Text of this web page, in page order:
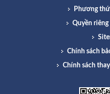
Phương
Quyền
Chính sách
Chính sách